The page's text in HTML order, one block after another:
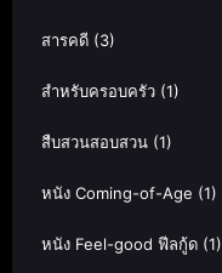
สารคดี (3)
สำหรับครอบครัว (1)
สืบสวนสอบสวน (1)
หนัง Coming-of-Age (1)
หนัง Feel-good ฟีลกู้ด (1)